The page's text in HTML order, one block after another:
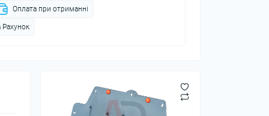
Оплата при отриманні
Рахунок